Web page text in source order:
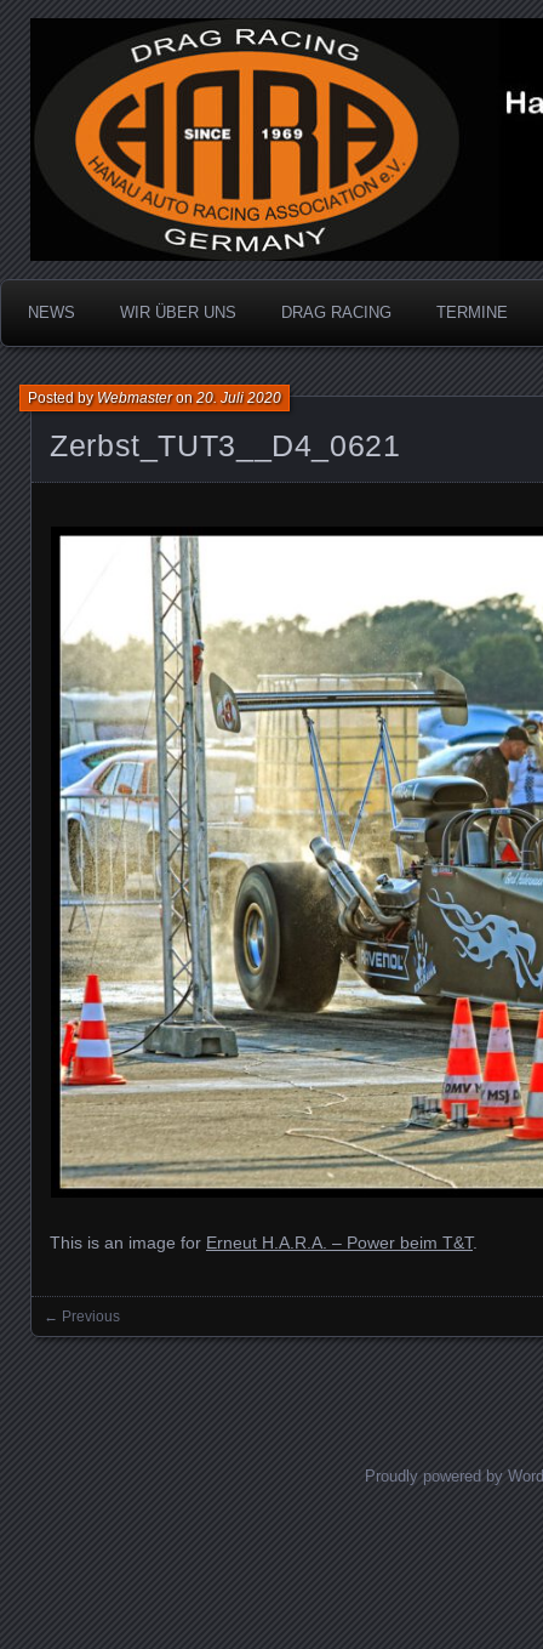
Hanau Auto Racing
Dragracing auf der 1/4 Meile
NEWS WIR ÜBER UNS DRAG RACING TERMINE
Zerbst_TUT3__D4_0621
Posted byWebmasteron20. Juli 2020
This is an image for Erneut H.A.R.A. – Power beim T&T.
Images navigation
← Previous
Proudly powered by